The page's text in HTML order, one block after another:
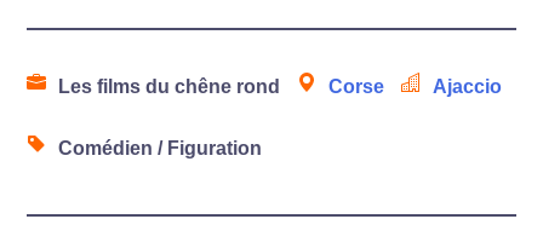
Les films du chêne rond Corse Ajaccio
Comédien / Figuration